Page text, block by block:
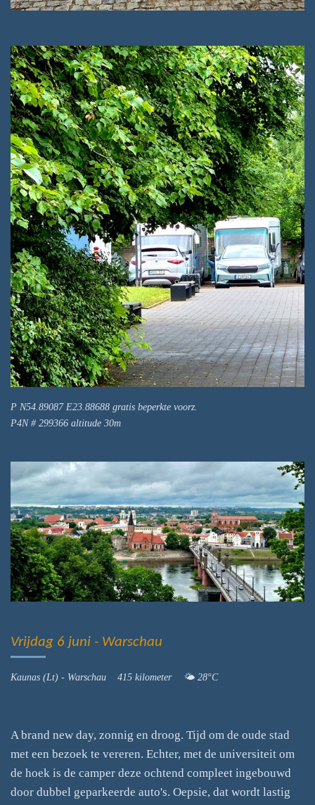
P N54.89087 E23.88688 gratis beperkte voorz.
P4N # 299366 altitude 30m
Vrijdag 6 juni - Warschau
Kaunas (Lt) - Warschau 415 kilometer 🌤️ 28°C
A brand new day, zonnig en droog. Tijd om de oude stad
met een bezoek te vereren. Echter, met de universiteit om
de hoek is de camper deze ochtend compleet ingebouwd
door dubbel geparkeerde auto's. Oepsie, dat wordt lastig